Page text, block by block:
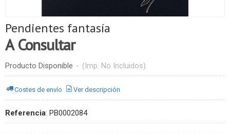
Pendientes fantasía
A Consultar
Producto Disponible - (Imp. No Incluidos)
Costes de envío Ver descripción
Referencia: PB0002084